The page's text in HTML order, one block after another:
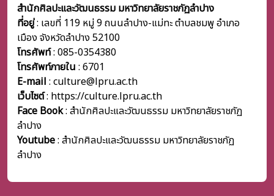
สำนักศิลปะและวัฒนธรรม มหาวิทยาลัยราชภัฏลำปาง
ที่อยู่: เลขที่ 119 หมู่ 9 ถนนลำปาง-แม่ทะ ตำบลชมพู อำเภอ
เมือง จังหวัดลำปาง 52100
โทรศัพท์: 085-0354380
โทรศัพท์ภายใน : 6701
E-mail : culture@lpru.ac.th
เว็บไซต์: https://culture.lpru.ac.th
Face Book: สำนักศิลปะและวัฒนธรรม มหาวิทยาลัยราชภัฏ
ลำปาง
Youtube: สำนักศิลปะและวัฒนธรรม มหาวิทยาลัยราชภัฏ
ลำปาง